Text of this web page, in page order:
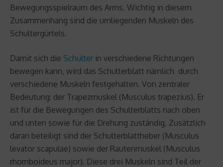
Bewegungsspielraum des Arms. Wichtig in diesem
Zusammenhang sind die umliegenden Muskeln des
Schultergürtels.
Damit sich die Schulter in verschiedene Richtungen
bewegen kann, wird das Schulterblatt nämlich durch
verschiedene Muskeln festgehalten. Von zentraler
Bedeutung: der Trapezmuskel (Musculus trapezius). Er
ist für die Bewegungen des Schulterblatts nach oben
und unten sowie für die Drehung zuständig. Zusätzlich
daran beteiligt sind der Schulterblattheber (Musculus
levator scapulae) sowie der Rautenmuskel (Musculus
rhomboideus major). Diese drei Muskeln sind Teil der